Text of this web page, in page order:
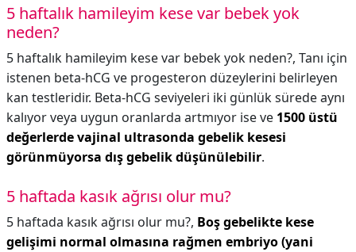
5 haftalık hamileyim kese var bebek yok
neden?
5 haftalık hamileyim kese var bebek yok neden?, Tanı için
istenen beta-hCG ve progesteron düzeylerini belirleyen
kan testleridir. Beta-hCG seviyeleri iki günlük sürede aynı
kalıyor veya uygun oranlarda artmıyor ise ve 1500 üstü
değerlerde vajinal ultrasonda gebelik kesesi
görünmüyorsa dış gebelik düşünülebilir.
5 haftada kasık ağrısı olur mu?
5 haftada kasık ağrısı olur mu?, Boş gebelikte kese
gelişimi normal olmasına rağmen embriyo (yani